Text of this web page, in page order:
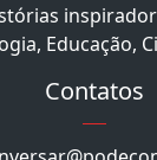
Educação,
Contatos